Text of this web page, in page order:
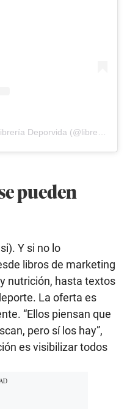
Una publicación compartida de Librería Deporvida (@libreriadeporvida)
pueden
Y si no lo
libros de marketing
nutrición, hasta textos
La oferta es
“Ellos piensan que
pero sí los hay”,
es visibilizar todos